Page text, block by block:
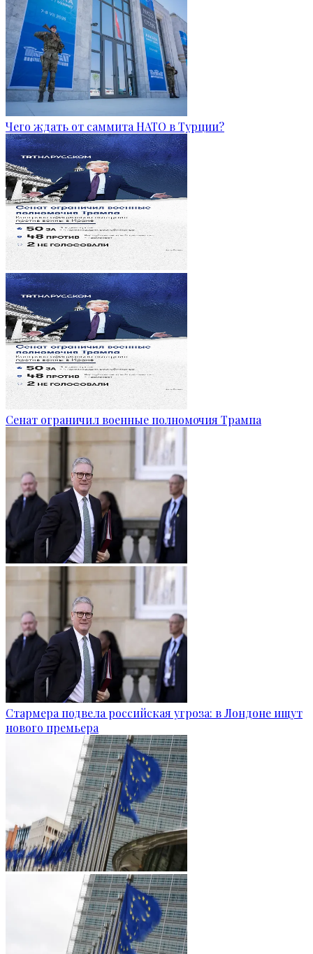
Чего ждать от саммита НАТО в Турции?
Сенат ограничил военные полномочия Трампа
Стармера подвела российская угроза: в Лондоне ищут
нового премьера